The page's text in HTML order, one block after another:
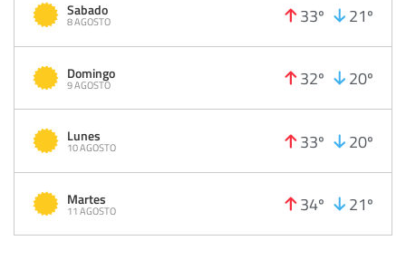
Sabado
8 AGOSTO 33º 21º
Domingo
9 AGOSTO 32º 20º
Lunes
10 AGOSTO 33º 20º
Martes
11 AGOSTO 34º 21º